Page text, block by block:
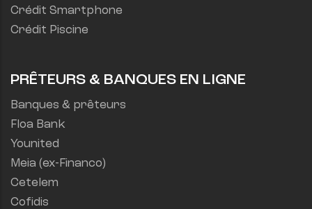
Crédit Smartphone
Crédit Piscine
PRÊTEURS & BANQUES EN LIGNE
Banques & prêteurs
Floa Bank
Younited
Meia (ex-Financo)
Cetelem
Cofidis